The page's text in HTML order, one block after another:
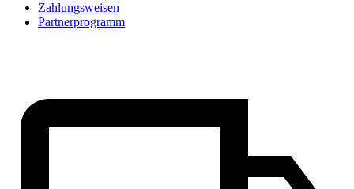
Zahlungsweisen
Partnerprogramm